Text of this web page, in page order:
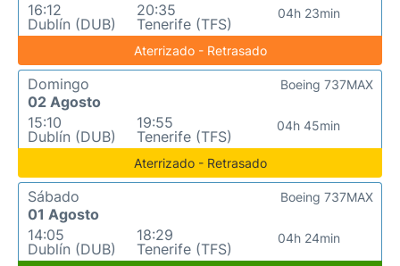
16:12
Dublín (DUB)
20:35
Tenerife (TFS)
04h 23min
Aterrizado - Retrasado
Domingo
02 Agosto
15:10
Dublín (DUB)
19:55
Tenerife (TFS)
04h 45min
Boeing 737MAX
Aterrizado - Retrasado
Sábado
01 Agosto
14:05
Dublín (DUB)
18:29
Tenerife (TFS)
04h 24min
Boeing 737MAX